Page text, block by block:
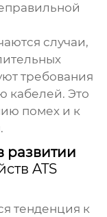
случаи,
требования
кабелей. Это
помех и к
развитии
ATS
тенденция к